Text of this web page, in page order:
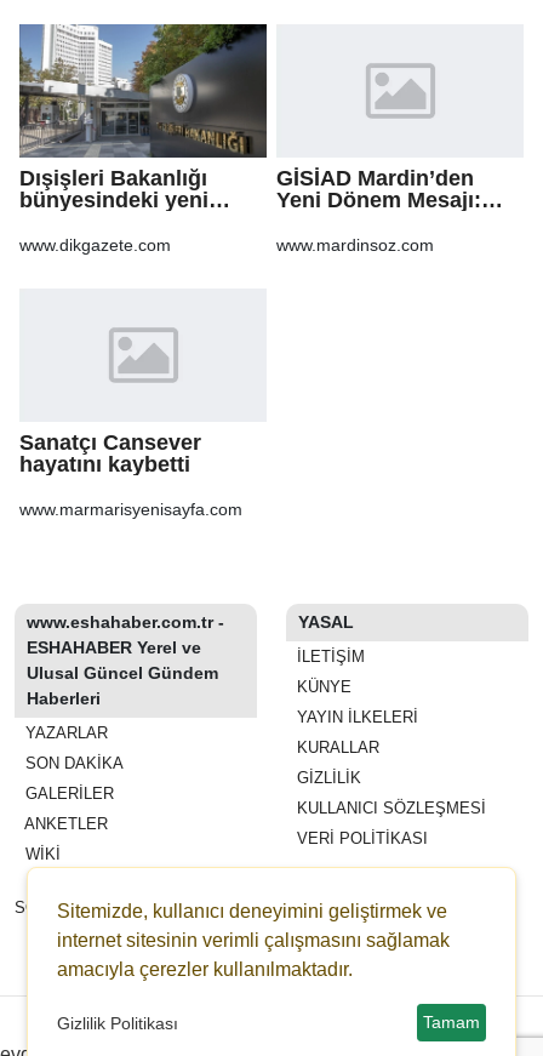
Dışişleri Bakanlığı
bünyesindeki yeni
Gazete'de
www.dikgazete.com
GİSİAD Mardin’den
Yeni Dönem Mesajı:
Daha Çok Üretim
www.mardinsoz.com
Sanatçı Cansever
hayatını kaybetti
www.marmarisyenisayfa.com
www.eshahaber.com.tr -
ESHAHABER Yerel ve
Ulusal Güncel Gündem
Haberleri
YAZARLAR
SON DAKİKA
GALERİLER
ANKETLER
WİKİ
SÖZLEŞMESI
ESHAHABER
ESHA TV
YASAL
İLETIŞIM
KÜNYE
YAYIN İLKELERI
KURALLAR
GIZLILIK
KULLANICI SÖZLEŞMESI
VERI POLITIKASI
Sitemizde, kullanıcı deneyimini geliştirmek ve
internet sitesinin verimli çalışmasını sağlamak
amacıyla çerezler kullanılmaktadır.
Gizlilik Politikası Tamam
Copyright © 2022-2026 eshahaber.com.tr eshatv.com - HaberPanelim.com v8.7.6